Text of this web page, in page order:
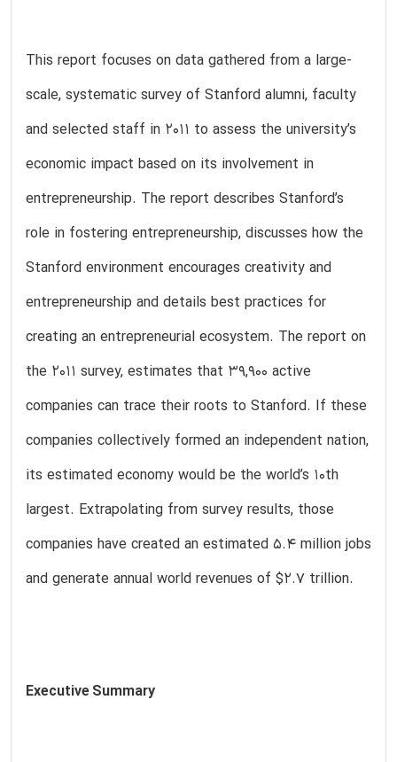
This report focuses on data gathered from a large-
scale, systematic survey of Stanford alumni, faculty
and selected staff in 2011 to assess the university’s
economic impact based on its involvement in
entrepreneurship. The report describes Stanford’s
role in fostering entrepreneurship, discusses how the
Stanford environment encourages creativity and
entrepreneurship and details best practices for
creating an entrepreneurial ecosystem. The report on
the 2011 survey, estimates that 39,900 active
companies can trace their roots to Stanford. If these
companies collectively formed an independent nation,
its estimated economy would be the world’s 10th
largest. Extrapolating from survey results, those
companies have created an estimated 5.4 million jobs
and generate annual world revenues of $2.7 trillion.
Executive Summary